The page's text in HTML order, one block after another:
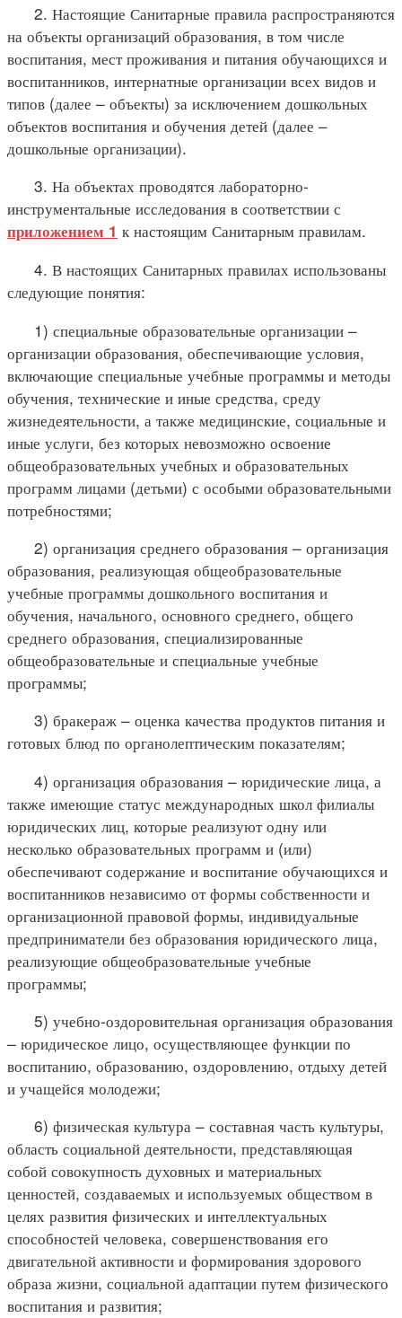
2. Настоящие Санитарные правила распространяются
на объекты организаций образования, в том числе
воспитания, мест проживания и питания обучающихся и
воспитанников, интернатные организации всех видов и
типов (далее – объекты) за исключением дошкольных
объектов воспитания и обучения детей (далее –
дошкольные организации).
3. На объектах проводятся лабораторно-
инструментальные исследования в соответствии с
приложением 1 к настоящим Санитарным правилам.
4. В настоящих Санитарных правилах использованы
следующие понятия:
1) специальные образовательные организации –
организации образования, обеспечивающие условия,
включающие специальные учебные программы и методы
обучения, технические и иные средства, среду
жизнедеятельности, а также медицинские, социальные и
иные услуги, без которых невозможно освоение
общеобразовательных учебных и образовательных
программ лицами (детьми) с особыми образовательными
потребностями;
2) организация среднего образования – организация
образования, реализующая общеобразовательные
учебные программы дошкольного воспитания и
обучения, начального, основного среднего, общего
среднего образования, специализированные
общеобразовательные и специальные учебные
программы;
3) бракераж – оценка качества продуктов питания и
готовых блюд по органолептическим показателям;
4) организация образования – юридические лица, а
также имеющие статус международных школ филиалы
юридических лиц, которые реализуют одну или
несколько образовательных программ и (или)
обеспечивают содержание и воспитание обучающихся и
воспитанников независимо от формы собственности и
организационной правовой формы, индивидуальные
предприниматели без образования юридического лица,
реализующие общеобразовательные учебные
программы;
5) учебно-оздоровительная организация образования
– юридическое лицо, осуществляющее функции по
воспитанию, образованию, оздоровлению, отдыху детей
и учащейся молодежи;
6) физическая культура – составная часть культуры,
область социальной деятельности, представляющая
собой совокупность духовных и материальных
ценностей, создаваемых и используемых обществом в
целях развития физических и интеллектуальных
способностей человека, совершенствования его
двигательной активности и формирования здорового
образа жизни, социальной адаптации путем физического
воспитания и развития;